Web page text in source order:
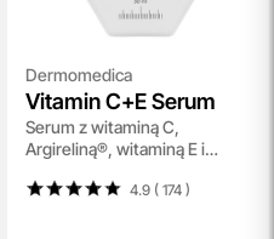
Dermomedica
Vitamin C+E Serum
Serum z witaminą C,
Argireliną®, witaminą E i
4.9 ( 174)